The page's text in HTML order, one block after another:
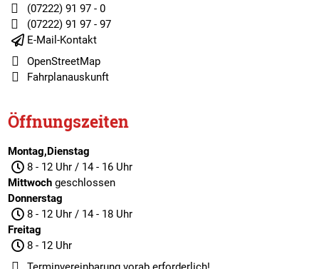
(07222) 91 97 - 0
(07222) 91 97 - 97
E-Mail-Kontakt
OpenStreetMap
Fahrplanauskunft
Öffnungszeiten
Montag,Dienstag
8 - 12 Uhr / 14 - 16 Uhr
Mittwochgeschlossen
Donnerstag
8 - 12 Uhr / 14 - 18 Uhr
Freitag
8 - 12 Uhr